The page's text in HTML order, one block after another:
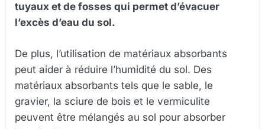
tuyaux et de fosses qui permet d’évacuer
l’excès d’eau du sol.
De plus, l’utilisation de matériaux absorbants
peut aider à réduire l’humidité du sol. Des
matériaux absorbants tels que le sable, le
gravier, la sciure de bois et le vermiculite
peuvent être mélangés au sol pour absorber